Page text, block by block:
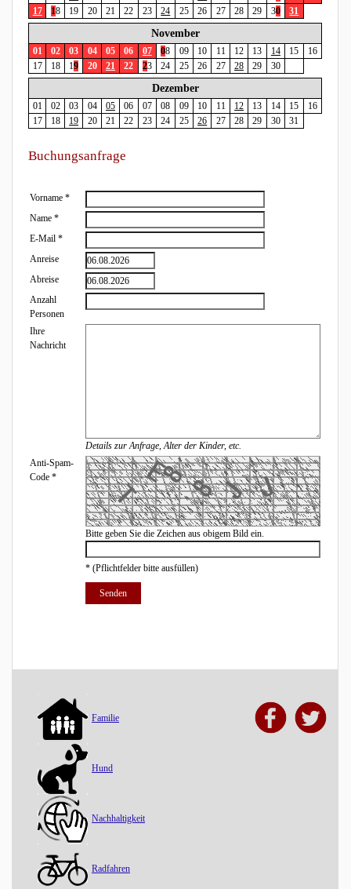
17
18 19 20 21 22 23 24 25 26 27 28 29 30 31
November
01 02 03 04 05 06 07 08 09 10 11 12 13 14 15
16
17
18 19 20 21 22 23 24 25 26 27 28 29 30
Dezember
01 02 03 04 05 06 07 08 09 10 11 12 13 14 15
16
17
18 19 20 21 22 23 24 25 26 27 28 29 30 31
Buchungsanfrage
Vorname *
Name *
E-Mail *
Anreise
Abreise
Anzahl
Personen
Ihre
Nachricht
Details zur Anfrage, Alter der Kinder, etc.
Anti-Spam-
Code *
Bitte geben Sie die Zeichen aus obigem Bild ein.
* (Pflichtfelder bitte ausfüllen)
Familie
Hund
Nachhaltigkeit
Radfahren